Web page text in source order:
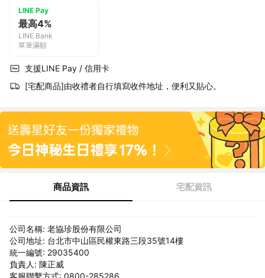
LINE Pay
最高4%
LINE Bank
單筆滿額
支援LINE Pay / 信用卡
[宅配商品]由收禮者自行填寫收件地址，便利又貼心。
商品資訊 宅配資訊
公司名稱: 老協珍股份有限公司
公司地址: 台北市中山區民權東路三段35號14樓
統一編號: 29035400
負責人: 陳正威
客服聯繫方式: 0800-285286